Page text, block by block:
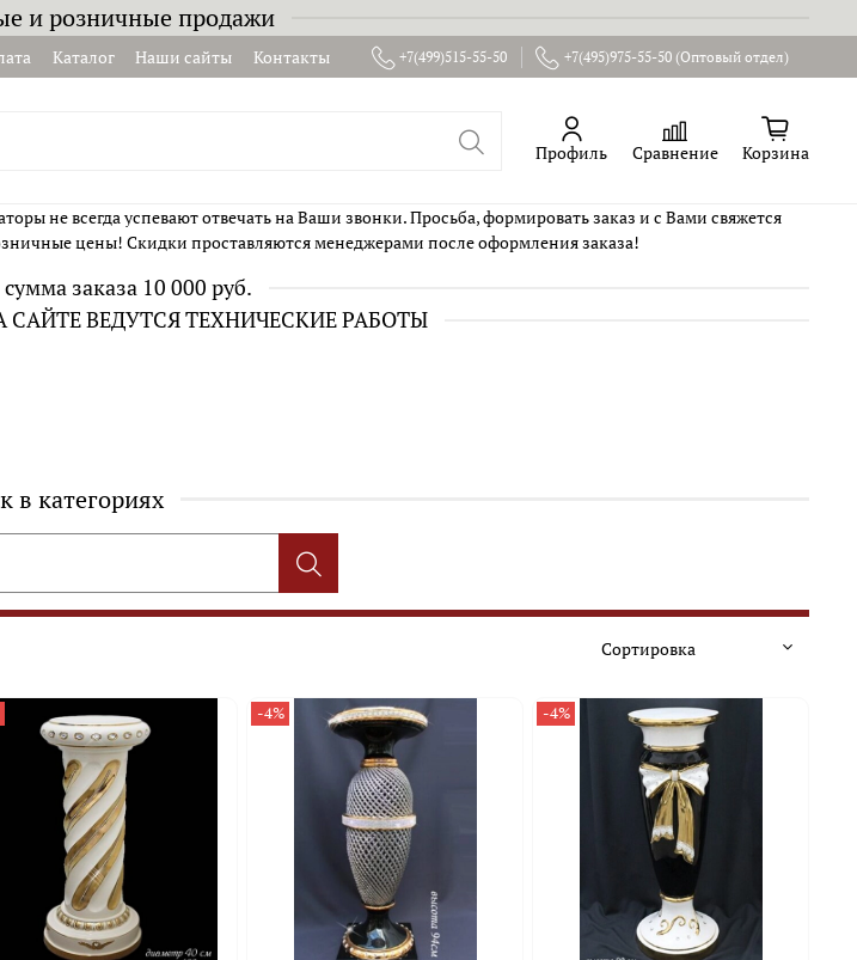
и розничные продажи
Каталог Наши сайты Контакты +7(499)515-55-50 +7(495)975-55-50 (Оптовый отдел)
Профиль Сравнение Корзина
не всегда успевают отвечать на Ваши звонки. Просьба, формировать заказ и с Вами свяжется
цены! Скидки проставляются менеджерами после оформления заказа!
заказа 10 000 руб.
ВЕДУТСЯ ТЕХНИЧЕСКИЕ РАБОТЫ
в категориях
-4% -4%